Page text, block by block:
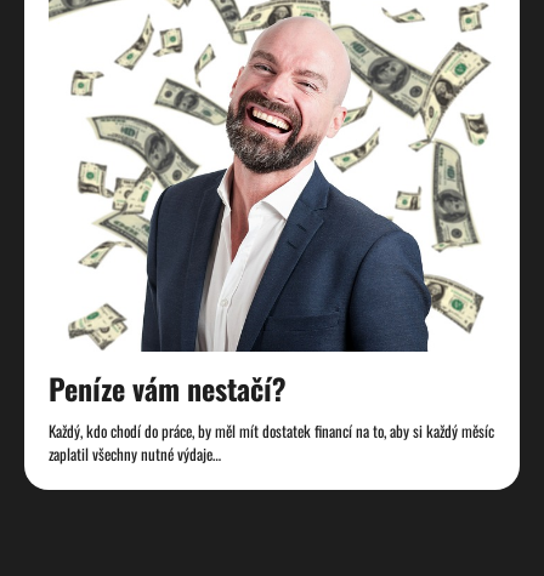
Peníze vám nestačí?
Každý, kdo chodí do práce, by měl mít dostatek financí na to, aby si každý měsíc
zaplatil všechny nutné výdaje…